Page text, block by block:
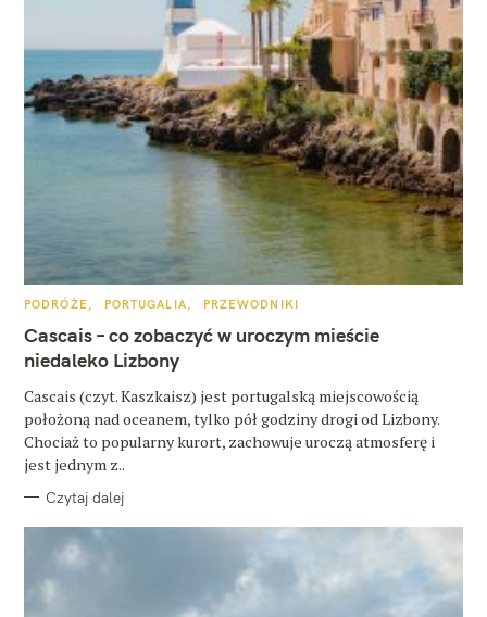
K
T
E
G
O
I
PODRÓŻE PORTUGALIA PRZEWODNIKI
Cascais – co zobaczyć w uroczym mieście
niedaleko Lizbony
Cascais (czyt. Kaszkaisz) jest portugalską miejscowością
położoną nad oceanem, tylko pół godziny drogi od Lizbony.
Chociaż to popularny kurort, zachowuje uroczą atmosferę i
jest jednym z..
Czytaj dalej
W
y
a
j
: